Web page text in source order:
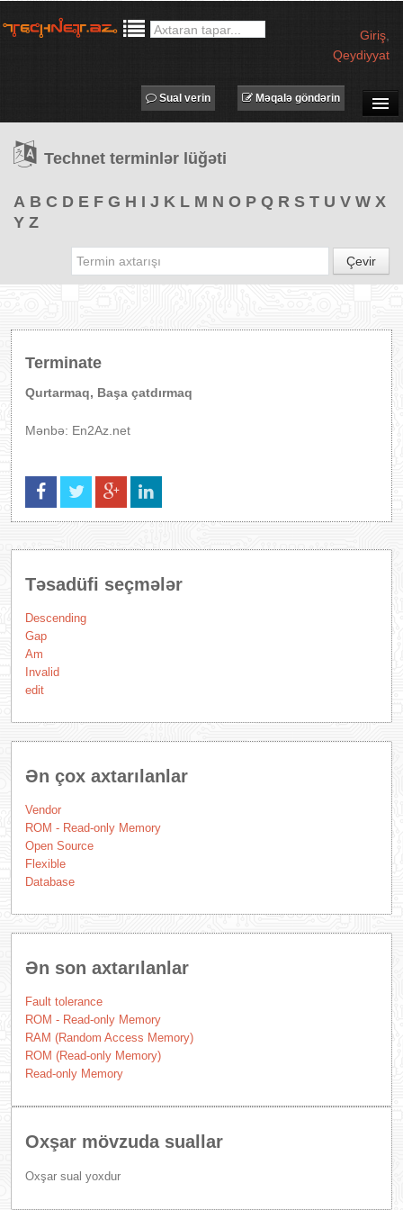
Giriş
Qeydiyyat
TƏDBİRLƏR
PROQRAMLAR
Məqalə göndərin
Sual verin
Technet terminlər lüğəti
A B C D E F G H I J K L M N O P Q R S T U V W X
Y Z
Çevir
Terminate
Qurtarmaq, Başa çatdırmaq
Mənbə: En2Az.net
Təsadüfi seçmələr
Descending
Gap
Am
Invalid
edit
Ən çox axtarılanlar
Vendor
ROM - Read-only Memory
Open Source
Flexible
Database
Ən son axtarılanlar
Fault tolerance
ROM - Read-only Memory
RAM (Random Access Memory)
ROM (Read-only Memory)
Read-only Memory
Oxşar mövzuda suallar
Oxşar sual yoxdur